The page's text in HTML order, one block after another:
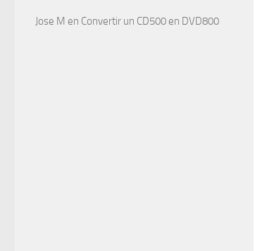
Jose M en Convertir un CD500 en DVD800